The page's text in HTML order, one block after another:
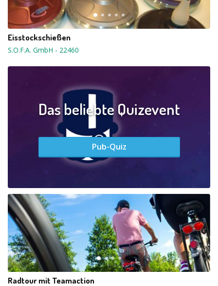
Eisstockschießen
S.O.F.A. GmbH - 22460
Das beliebte Quizevent
Pub-Quiz
Radtour mit Teamaction